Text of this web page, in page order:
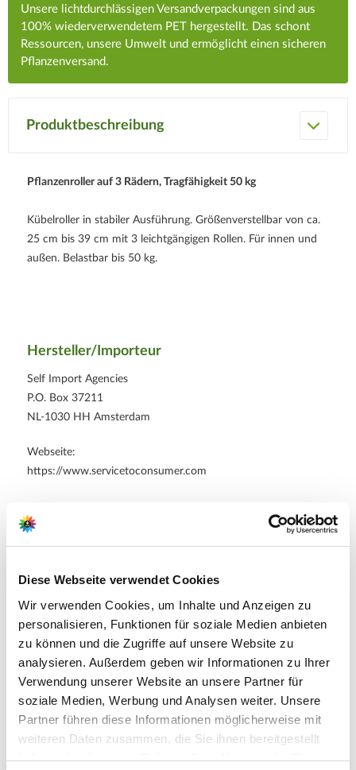
Diese Webseite verwendet Cookies
Wir verwenden Cookies, um Inhalte und Anzeigen zu
personalisieren, Funktionen für soziale Medien anbieten
zu können und die Zugriffe auf unsere Website zu
analysieren. Außerdem geben wir Informationen zu Ihrer
Verwendung unserer Website an unsere Partner für
soziale Medien, Werbung und Analysen weiter. Unsere
Partner führen diese Informationen möglicherweise mit
weiteren Daten zusammen, die Sie ihnen bereitgestellt
haben oder die sie im Rahmen Ihrer Nutzung der Dienste
Unsere lichtdurchlässigen Versandverpackungen sind aus
100% wiederverwendetem PET hergestellt. Das schont
Ressourcen, unsere Umwelt und ermöglicht einen sicheren
Pflanzenversand.
Produktbeschreibung
Pflanzenroller auf 3 Rädern, Tragfähigkeit 50 kg
Kübelroller in stabiler Ausführung. Größenverstellbar von ca.
25 cm bis 39 cm mit 3 leichtgängigen Rollen. Für innen und
außen. Belastbar bis 50 kg.
Hersteller/Importeur
Self Import Agencies
P.O. Box 37211
NL-1030 HH Amsterdam
Webseite:
https://www.servicetoconsumer.com
Zubehör Produkte